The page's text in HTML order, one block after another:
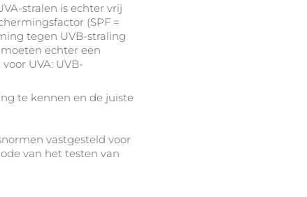
stralen is echter vrij
(SPF =
tegen UVB-straling
echter een
UVA: UVB-
te kennen en de juiste
vastgesteld voor
van het testen van